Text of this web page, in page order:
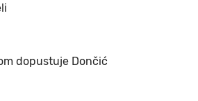
dopustuje Dončić